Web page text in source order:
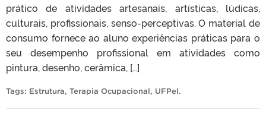
prático de atividades artesanais, artísticas, lúdicas,
culturais, profissionais, senso-perceptivas. O material de
consumo fornece ao aluno experiências práticas para o
seu desempenho profissional em atividades como
pintura, desenho, cerâmica, […]
Tags: Estrutura, Terapia Ocupacional, UFPel.